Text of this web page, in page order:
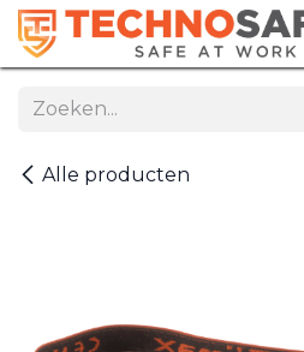
Overslaan naar inhoud
Alle producten